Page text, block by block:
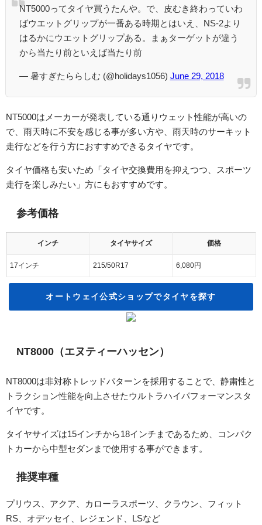
NT5000ってタイヤ買うたんや。で、皮むき終わっていわ
ばウエットグリップが一番ある時期とはいえ、NS-2より
はるかにウエットグリップある。まぁターゲットが違う
から当たり前といえば当たり前
— 暑すぎたららしむ (@holidays1056) June 29, 2018
NT5000はメーカーが発表している通りウェット性能が高いの
で、雨天時に不安を感じる事が多い方や、雨天時のサーキット
走行などを行う方におすすめできるタイヤです。
タイヤ価格も安いため「タイヤ交換費用を抑えつつ、スポーツ
走行を楽しみたい」方にもおすすめです。
参考価格
インチ タイヤサイズ 価格
17インチ 215/50R17 6,080円
オートウェイ公式ショップでタイヤを探す
NT8000（エヌティーハッセン）
NT8000は非対称トレッドパターンを採用することで、静粛性と
トラクション性能を向上させたウルトラハイパフォーマンスタ
イヤです。
タイヤサイズは15インチから18インチまであるため、コンパク
トカーから中型セダンまで使用する事ができます。
推奨車種
プリウス、アクア、カローラスポーツ、クラウン、フィット
RS、オデッセイ、レジェンド、LSなど